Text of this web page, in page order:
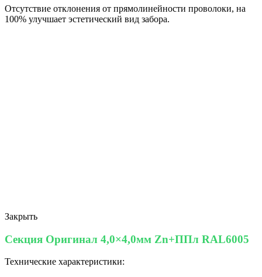
Отсутствие отклонения от прямолинейности проволоки, на
100% улучшает эстетический вид забора.
Закрыть
Секция Оригинал 4,0×4,0мм Zn+ППл RAL6005
Технические характеристики: